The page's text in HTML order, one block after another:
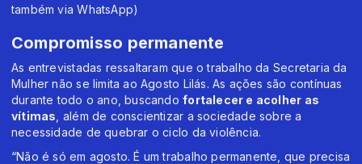
também via WhatsApp)
Compromisso permanente
As entrevistadas ressaltaram que o trabalho da Secretaria da
Mulher não se limita ao Agosto Lilás. As ações são contínuas
durante todo o ano, buscandofortalecer e acolher as
vítimas , além de conscientizar a sociedade sobre a
necessidade de quebrar o ciclo da violência.
“Não é só em agosto. É um trabalho permanente, que precisa